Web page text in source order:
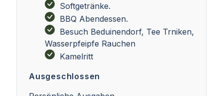
Softgetränke.
BBQ Abendessen.
Besuch Beduinendorf, Tee Trniken,
Wasserpfeipfe Rauchen
Kamelritt
Ausgeschlossen